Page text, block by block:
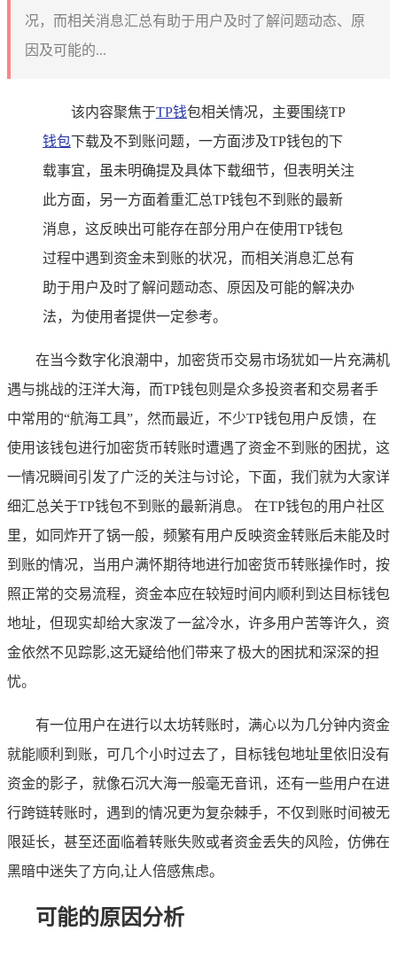
况，而相关消息汇总有助于用户及时了解问题动态、原
因及可能的...
该内容聚焦于TP钱包相关情况，主要围绕TP
钱包下载及不到账问题，一方面涉及TP钱包的下
载事宜，虽未明确提及具体下载细节，但表明关注
此方面，另一方面着重汇总TP钱包不到账的最新
消息，这反映出可能存在部分用户在使用TP钱包
过程中遇到资金未到账的状况，而相关消息汇总有
助于用户及时了解问题动态、原因及可能的解决办
法，为使用者提供一定参考。
在当今数字化浪潮中，加密货币交易市场犹如一片充满机
遇与挑战的汪洋大海，而TP钱包则是众多投资者和交易者手
中常用的“航海工具”，然而最近，不少TP钱包用户反馈，在
使用该钱包进行加密货币转账时遭遇了资金不到账的困扰，这
一情况瞬间引发了广泛的关注与讨论，下面，我们就为大家详
细汇总关于TP钱包不到账的最新消息。 在TP钱包的用户社区
里，如同炸开了锅一般，频繁有用户反映资金转账后未能及时
到账的情况，当用户满怀期待地进行加密货币转账操作时，按
照正常的交易流程，资金本应在较短时间内顺利到达目标钱包
地址，但现实却给大家泼了一盆冷水，许多用户苦等许久，资
金依然不见踪影,这无疑给他们带来了极大的困扰和深深的担
忧。
有一位用户在进行以太坊转账时，满心以为几分钟内资金
就能顺利到账，可几个小时过去了，目标钱包地址里依旧没有
资金的影子，就像石沉大海一般毫无音讯，还有一些用户在进
行跨链转账时，遇到的情况更为复杂棘手，不仅到账时间被无
限延长，甚至还面临着转账失败或者资金丢失的风险，仿佛在
黑暗中迷失了方向,让人倍感焦虑。
可能的原因分析